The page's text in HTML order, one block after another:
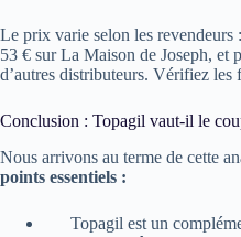
Le prix varie selon les
53 € sur La Maison de Joseph, et
d’autres distributeurs. Vérifiez les
Conclusion : Topagil vaut-il le
Nous arrivons au terme de cette
points essentiels :
Topagil est un